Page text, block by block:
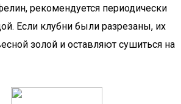
рекомендуется периодически
Если клубни были разрезаны, их
золой и оставляют сушиться на